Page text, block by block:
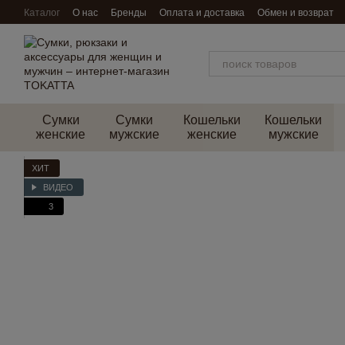
Перейти к основному контенту
Каталог О нас Бренды Оплата и доставка Обмен и возврат
Сумки
женские
Сумки
мужские
Кошельки
женские
Кошельки
мужские
ХИТ
ВИДЕО
3